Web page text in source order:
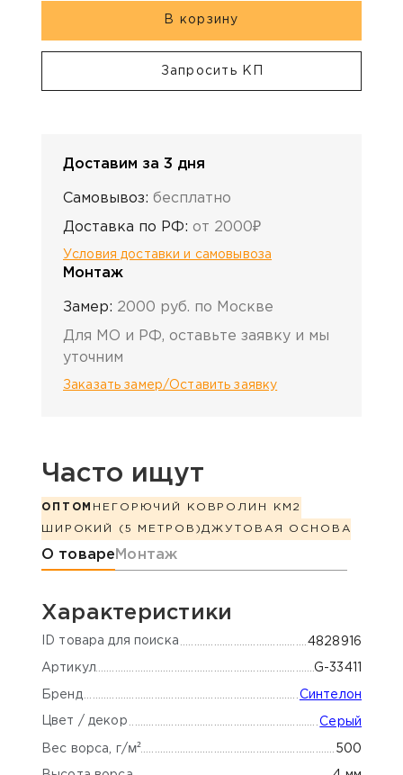
В корзину
Запросить КП
Доставим за 3 дня
Самовывоз: бесплатно
Доставка по РФ: от 2000₽
Условия доставки и самовывоза
Монтаж
Замер: 2000 руб. по Москве
Для МО и РФ, оставьте заявку и мы
уточним
Заказать замер/Оставить заявку
Часто ищут
ОПТОМ НЕГОРЮЧИЙ КОВРОЛИН КМ2
ШИРОКИЙ (5 МЕТРОВ)ДЖУТОВАЯ ОСНОВА
Информация о товаре
О товаре Монтаж
Характеристики
ID товара для поиска 4828916
Артикул G-33411
Бренд Синтелон
Цвет / декор Серый
Вес ворса, г/м² 500